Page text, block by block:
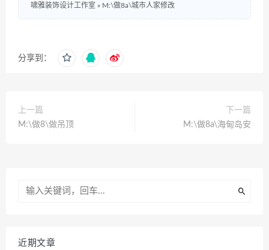
啸雅装饰设计工作室 » M:\做8a\城市人家修改
分享到：
上一篇
M:\做8\做吊顶
下一篇
M:\做8a\海甸岛安
近期文章